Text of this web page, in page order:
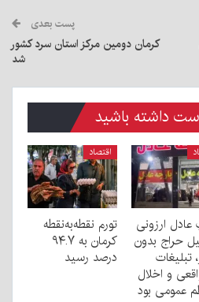
پست بعدی
کرمان دومین مرکز استان سرد کشور
شد
داشته باشید
ارزونی
حراج بدون
تبليغات
و اخلال
عمومی بود
اقتصاد
تورم نقطه‌به‌نقطه
کرمان به ۹۴.۷
درصد رسید